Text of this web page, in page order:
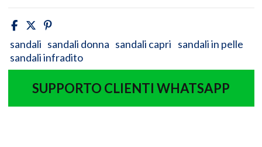
sandali sandali donna sandali capri sandali in pelle
sandali infradito
SUPPORTO CLIENTI WHATSAPP